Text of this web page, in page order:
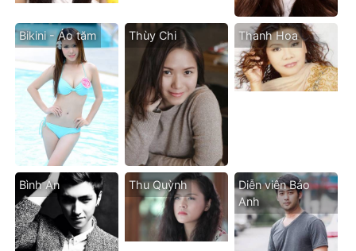
Bikini - Áo tăm Thùy Chi Thanh Hoa
Bình An Thu Quỳnh
Diễn viên Bảo
Anh